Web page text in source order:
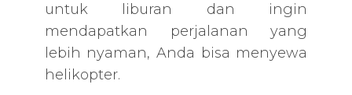
untuk liburan dan ingin
mendapatkan perjalanan yang
lebih nyaman, Anda bisa menyewa
helikopter.